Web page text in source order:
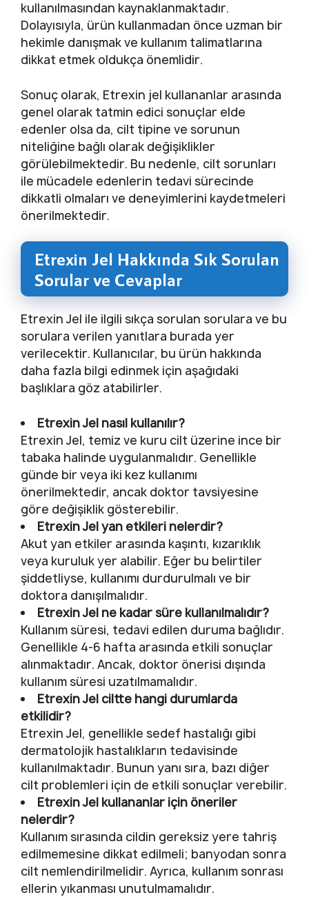
kullanılmasından kaynaklanmaktadır.
Dolayısıyla, ürün kullanmadan önce uzman bir
hekimle danışmak ve kullanım talimatlarına
dikkat etmek oldukça önemlidir.
Sonuç olarak, Etrexin jel kullananlar arasında
genel olarak tatmin edici sonuçlar elde
edenler olsa da, cilt tipine ve sorunun
niteliğine bağlı olarak değişiklikler
görülebilmektedir. Bu nedenle, cilt sorunları
ile mücadele edenlerin tedavi sürecinde
dikkatli olmaları ve deneyimlerini kaydetmeleri
önerilmektedir.
Etrexin Jel Hakkında Sık Sorulan
Sorular ve Cevaplar
Etrexin Jel ile ilgili sıkça sorulan sorulara ve bu
sorulara verilen yanıtlara burada yer
verilecektir. Kullanıcılar, bu ürün hakkında
daha fazla bilgi edinmek için aşağıdaki
başlıklara göz atabilirler.
Etrexin Jel nasıl kullanılır?
Etrexin Jel, temiz ve kuru cilt üzerine ince bir
tabaka halinde uygulanmalıdır. Genellikle
günde bir veya iki kez kullanımı
önerilmektedir, ancak doktor tavsiyesine
göre değişiklik gösterebilir.
Etrexin Jel yan etkileri nelerdir?
Akut yan etkiler arasında kaşıntı, kızarıklık
veya kuruluk yer alabilir. Eğer bu belirtiler
şiddetliyse, kullanımı durdurulmalı ve bir
doktora danışılmalıdır.
Etrexin Jel ne kadar süre kullanılmalıdır?
Kullanım süresi, tedavi edilen duruma bağlıdır.
Genellikle 4-6 hafta arasında etkili sonuçlar
alınmaktadır. Ancak, doktor önerisi dışında
kullanım süresi uzatılmamalıdır.
Etrexin Jel ciltte hangi durumlarda
etkilidir?
Etrexin Jel, genellikle sedef hastalığı gibi
dermatolojik hastalıkların tedavisinde
kullanılmaktadır. Bunun yanı sıra, bazı diğer
cilt problemleri için de etkili sonuçlar verebilir.
Etrexin Jel kullananlar için öneriler
nelerdir?
Kullanım sırasında cildin gereksiz yere tahriş
edilmemesine dikkat edilmeli; banyodan sonra
cilt nemlendirilmelidir. Ayrıca, kullanım sonrası
ellerin yıkanması unutulmamalıdır.